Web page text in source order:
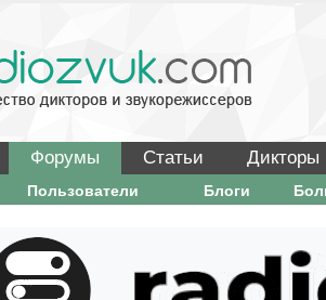
Форумы Статьи Дикторы
Пользователи Блоги